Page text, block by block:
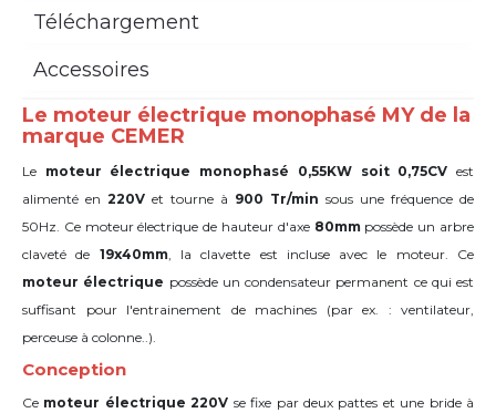
Téléchargement
Accessoires
Le moteur électrique monophasé MY de la
marque CEMER
Le moteur électrique monophasé 0,55KW soit 0,75CV est
alimenté en 220V et tourne à 900 Tr/min sous une fréquence de
50Hz. Ce moteur électrique de hauteur d'axe 80mmpossède un arbre
claveté de 19x40mm,
la clavette est incluse avec le moteur. Ce
moteur électrique possède un condensateur permanent ce qui est
suffisant pour l'entrainement de machines (par ex. : ventilateur,
perceuse à colonne..).
Conception
Ce moteur électrique 220V se fixe par deux pattes et une bride à